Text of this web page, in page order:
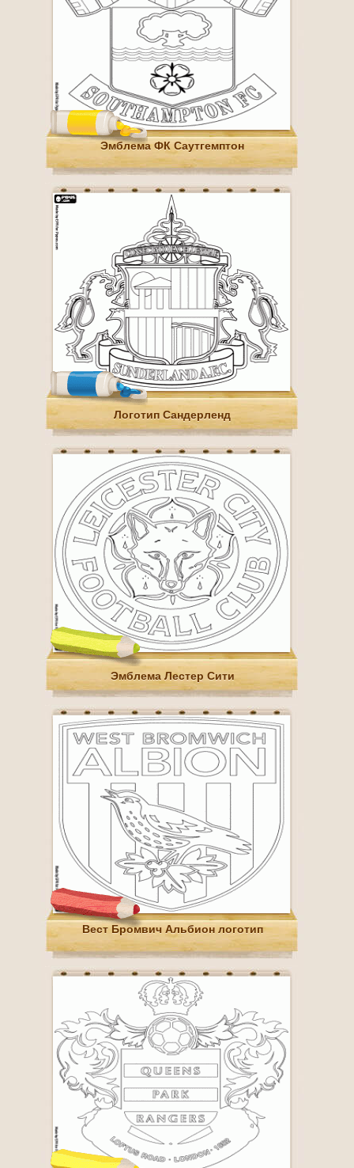
Эмблема ФК Саутгемптон
Логотип Сандерленд
Эмблема Лестер Сити
Вест Бромвич Альбион логотип